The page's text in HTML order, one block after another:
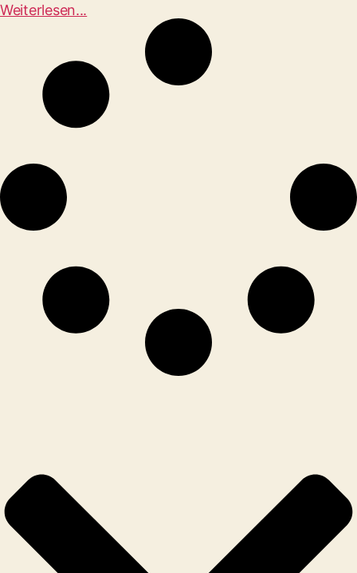
Weiterlesen...